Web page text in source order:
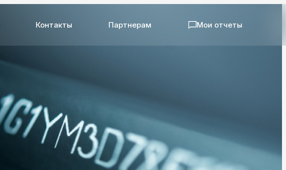
Контакты Партнерам Мои отчеты